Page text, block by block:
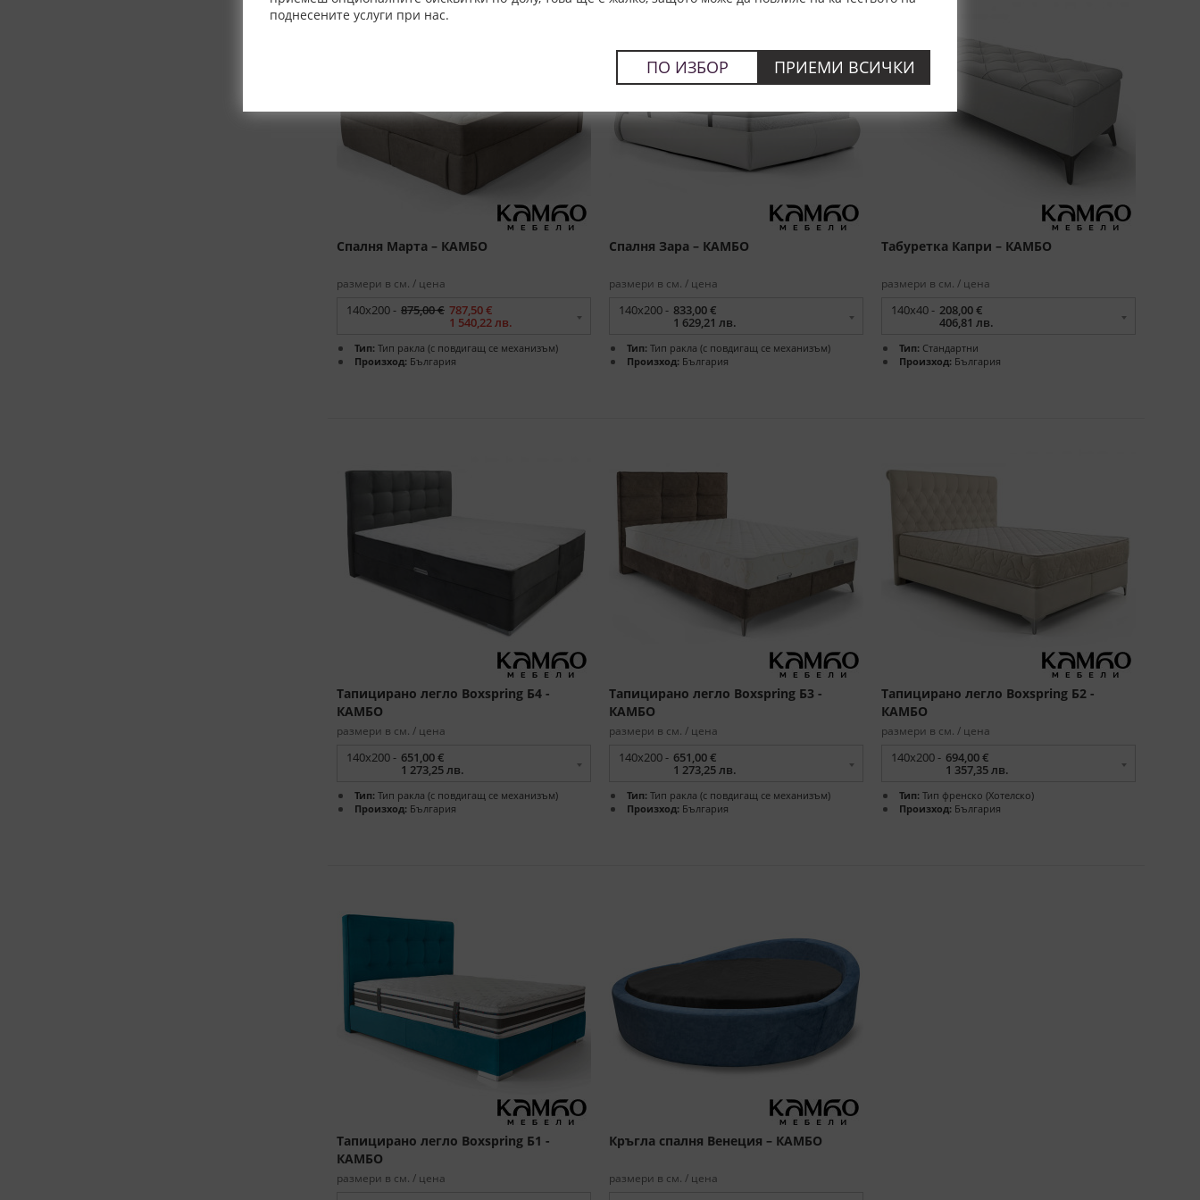
поднесените услуги при нас.
ПО ИЗБОР ПРИЕМИ ВСИЧКИ
Спалня Марта – КАМБО
размери в см. / цена
140x200 - 875,00 € 787,50 €
1 540,22 лв.
Тип: Тип ракла (с повдигащ се механизъм)
Произход: България
Спалня Зара – КАМБО
размери в см. / цена
140x200 - 833,00 €
1 629,21 лв.
Тип: Тип ракла (с повдигащ се механизъм)
Произход: България
Табуреткa Капри – КАМБО
размери в см. / цена
140x40 - 208,00 €
406,81 лв.
Тип: Стандартни
Произход: България
Тапицирано легло Boxspring Б4 -
КАМБО
размери в см. / цена
140x200 - 651,00 €
1 273,25 лв.
Тип: Тип ракла (с повдигащ се механизъм)
Произход: България
Тапицирано легло Boxspring Б3 -
КАМБО
размери в см. / цена
140x200 - 651,00 €
1 273,25 лв.
Тип: Тип ракла (с повдигащ се механизъм)
Произход: България
Тапицирано легло Boxspring Б2 -
КАМБО
размери в см. / цена
140x200 - 694,00 €
1 357,35 лв.
Тип: Тип френско (Хотелско)
Произход: България
Тапицирано легло Boxspring Б1 -
КАМБО
размери в см. / цена
Кръгла спалня Венеция – КАМБО
размери в см. / цена